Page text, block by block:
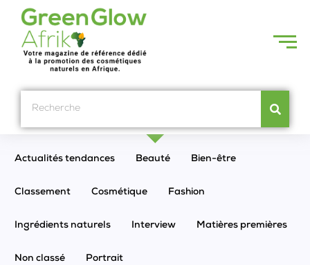
Actualités tendances Beauté Bien-être
Classement Cosmétique Fashion
Ingrédients naturels Interview Matières premières
Non classé Portrait